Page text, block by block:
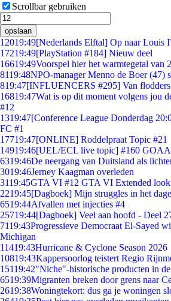
Scrollbar gebruiken
opslaan
12019:49[Nederlands Elftal] Op naar Louis
17219:49[PlayStation #184] Nieuw deel
16619:49Voorspel hier het warmtegetal van
8119:48NPO-manager Menno de Boer (47)
819:47[INFLUENCERS #295] Van
16819:47Wat is op dit moment volgens jou
#12
1319:47[Conference League Donderdag
FC #1
17719:47[ONLINE] Roddelpraat Topic #21
14919:46[UEL/ECL live topic] #160
6319:46De neergang van Duitsland als
3019:46Jerney Kaagman overleden
3119:45GTA VI #12 GTA VI Extended
2219:45[Dagboek] Mijn struggles in het
6519:44Afvallen met injecties #4
25719:44[Dagboek] Veel aan hoofd - Deel
7119:43Progressieve Democraat El-Sayed
Michigan
11419:43Hurricane & Cyclone Season 2026
10819:43Kappersoorlog teistert Regio
15119:42"Niche"-historische producten in
6519:39Migranten breken door grens naar
2619:38Woningtekort: dus ga je woningen